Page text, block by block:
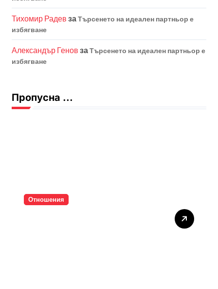
Тихомир Радев заТърсенето на идеален партньор е
избягване
Александър Генов заТърсенето на идеален партньор е
избягване
Пропусна ...
Отношения